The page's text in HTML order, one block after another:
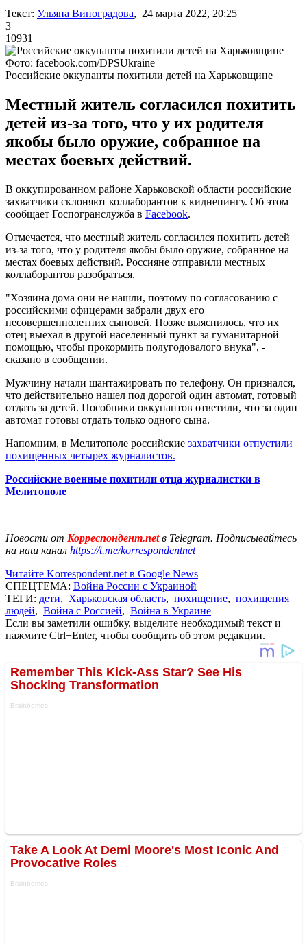
Текст: Ульяна Виноградова, 24 марта 2022, 20:25
3
10931
Фото: facebook.com/DPSUkraine
Российские оккупанты похитили детей на Харьковщине
Местный житель согласился похитить
детей из-за того, что у их родителя
якобы было оружие, собранное на
местах боевых действий.
В оккупированном районе Харьковской области российские
захватчики склоняют коллаборантов к киднепингу. Об этом
сообщает Госпогранслужба в Facebook.
Отмечается, что местный житель согласился похитить детей
из-за того, что у родителя якобы было оружие, собранное на
местах боевых действий. Россияне отправили местных
коллаборантов разобраться.
"Хозяина дома они не нашли, поэтому по согласованию с
российскими офицерами забрали двух его
несовершеннолетних сыновей. Позже выяснилось, что их
отец выехал в другой населенный пункт за гуманитарной
помощью, чтобы прокормить полугодовалого внука", -
сказано в сообщении.
Мужчину начали шантажировать по телефону. Он признался,
что действительно нашел под дорогой один автомат, готовый
отдать за детей. Пособники оккупантов ответили, что за один
автомат готовы отдать только одного сына.
Напомним, в Мелитополе российские захватчики отпустили
похищенных четырех журналистов.
Российские военные похитили отца журналистки в
Мелитополе
Новости от Корреспондент.netв Telegram. Подписывайтесь
на наш канал https://t.me/korrespondentnet
Читайте Korrespondent.net в Google News
СПЕЦТЕМА: Война России с Украиной
ТЕГИ: дети, Харьковская область, похищение, похищения
людей, Война с Россией, Война в Украине
Если вы заметили ошибку, выделите необходимый текст и
нажмите Ctrl+Enter, чтобы сообщить об этом редакции.